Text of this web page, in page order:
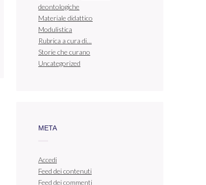
deontologiche
Materiale didattico
Modulistica
Rubrica a cura di…
Storie che curano
Uncategorized
META
Accedi
Feed dei contenuti
Feed dei commenti